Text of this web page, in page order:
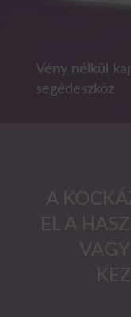
Vény nélkül
segédeszköz
A
EL A